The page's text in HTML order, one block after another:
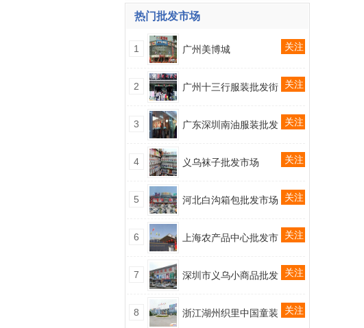
热门批发市场
1 广州美博城 关注
2 广州十三行服装批发街 关注
3 广东深圳南油服装批发 关注
4 义乌袜子批发市场 关注
5 河北白沟箱包批发市场 关注
6 上海农产品中心批发市 关注
7 深圳市义乌小商品批发 关注
8 浙江湖州织里中国童装 关注